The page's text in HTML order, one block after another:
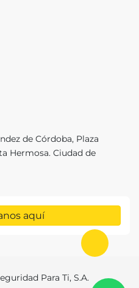
Ir al
de Córdoba, Plaza
Hermosa. Ciudad de
aquí
Para Ti, S.A.